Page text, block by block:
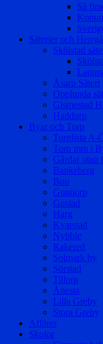
Så
Säterier och
Skölstad
Åsarp Säteri
Opplunda
Gismestad
Haddorp
Byar och Torp
Torplista A-
Torp mm i
Gårdar utan
Bankeberg
Boo
Gunnorp
Gustad
Harg
Kvarstad
Nybble
Rakered
Solmark by
Sörstad
Tillorp
Ånesta
Lilla Greby
Stora Greby
Affärer
Skolor